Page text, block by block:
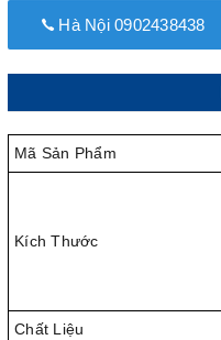
Hà Nội 0902438438
Mã Sản Phẩm
Kích Thước
Chất Liệu